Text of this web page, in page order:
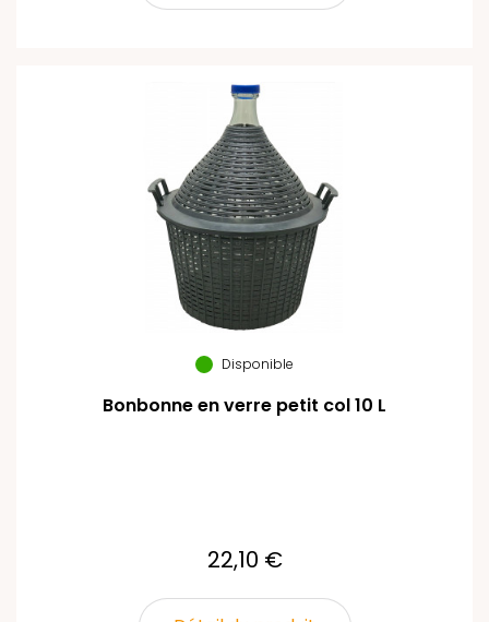
Disponible
Bonbonne en verre petit col 10 L
22,10 €